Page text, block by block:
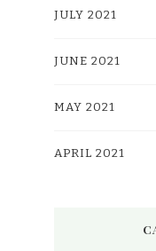
JULY 2021
JUNE 2021
MAY 2021
APRIL 2021